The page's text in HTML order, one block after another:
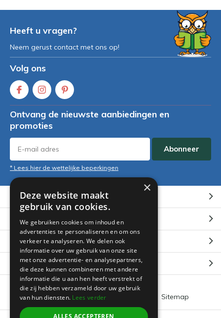
Heeft u vragen?
Neem gerust contact met ons op!
Volg ons
Ontvang de nieuwste aanbiedingen en
promoties
Abonneer
* Lees hier de wettelijke beperkingen
Klantenservice
Mijn account
Categorieën
Contact
Algemene voorwaarden Sitemap
×
Deze website maakt
gebruik van cookies.
We gebruiken cookies om inhoud en
advertenties te personaliseren en om ons
verkeer te analyseren. We delen ook
informatie over uw gebruik van onze site
met onze advertentie- en analysepartners,
die deze kunnen combineren met andere
informatie die u aan hen heeft verstrekt of
die zij hebben verzameld door uw gebruik
van hun diensten. Lees verder
ALLES ACCEPTEREN